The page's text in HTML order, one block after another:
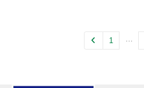
1